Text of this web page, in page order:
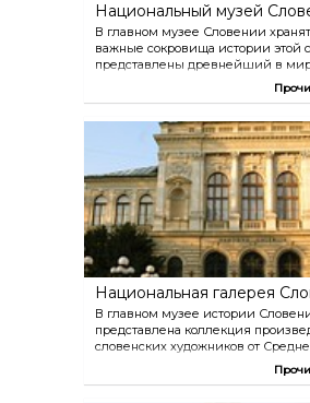
Национальный музей
В главном музее Словении
важные сокровища истории этой
представлены древнейший в
музыкальный инструмент
Дивье Бабе, созданная примерно
жилищ из Люблянских болот,
список Всемирного наследия
лапидарий с римскими
ценные экспонаты разных
Национальная галерея
В главном музее истории
представлена коллекция
словенских художников от
ХХ века и собрание работ
мастеров. Кроме того, в